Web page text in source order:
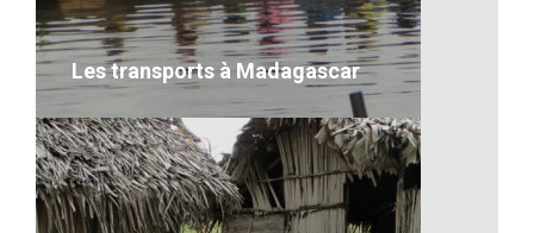
VOIR LE DÉTAIL
Les transports à Madagascar